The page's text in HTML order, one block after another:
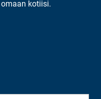
kotiisi.